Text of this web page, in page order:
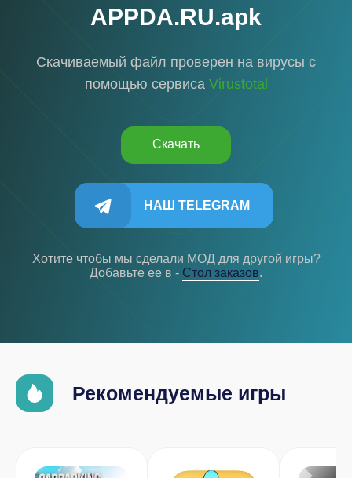
APPDA.RU.apk
Скачиваемый файл проверен на вирусы с
помощью сервиса Virustotal
Скачать
НАШ TELEGRAM
Хотите чтобы мы сделали МОД для другой игры?
Добавьте ее в - Cтол заказов.
Рекомендуемые игры